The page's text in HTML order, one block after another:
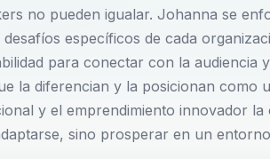
ejercicios prácticos con narrativas
Este enfoque ha sido clave
capaces de enfrentar cualquier
no solo están motivados, sino
reales en sus organizaciones. Esto
no pueden igualar. Johanna se
específicos de cada
para conectar con la audiencia
la diferencian y la posicionan como
y el emprendimiento innovador
sino prosperar en un